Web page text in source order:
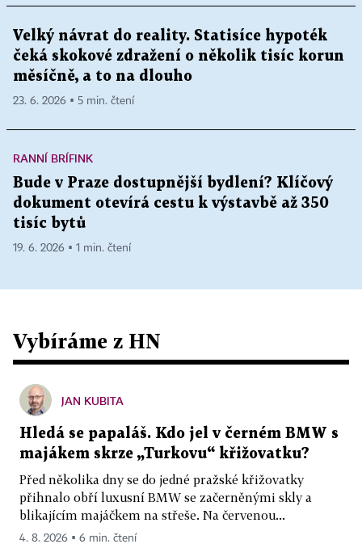
Velký návrat do reality. Statisíce hypoték
čeká skokové zdražení o několik tisíc korun
měsíčně, a to na dlouho
23. 6. 2026 ▪ 5 min. čtení
RANNÍ BRÍFINK
Bude v Praze dostupnější bydlení? Klíčový
dokument otevírá cestu k výstavbě až 350
tisíc bytů
19. 6. 2026 ▪ 1 min. čtení
Vybíráme z HN
JAN KUBITA
Hledá se papaláš. Kdo jel v černém BMW s
majákem skrze „Turkovu“ křižovatku?
Před několika dny se do jedné pražské křižovatky
přihnalo obří luxusní BMW se začerněnými skly a
blikajícím majáčkem na střeše. Na červenou...
4. 8. 2026 ▪ 6 min. čtení